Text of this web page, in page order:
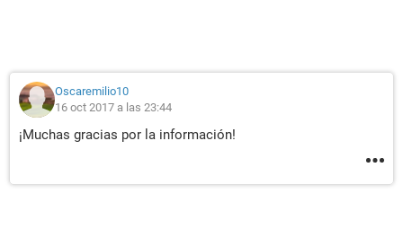
Oscaremilio10
16 oct 2017 a las 23:44
¡Muchas gracias por la información!